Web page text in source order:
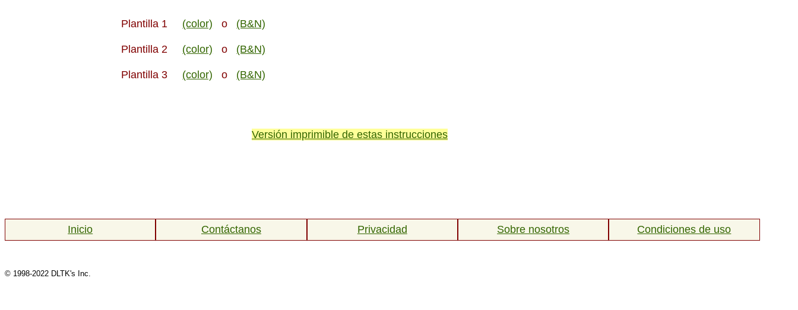
Plantilla 1 (color) o (B&N)
Plantilla 2 (color) o (B&N)
Plantilla 3 (color) o (B&N)
Versión imprimible de estas instrucciones
Inicio Contáctanos Privacidad Sobre nosotros Condiciones de uso
© 1998-2022 DLTK's Inc.